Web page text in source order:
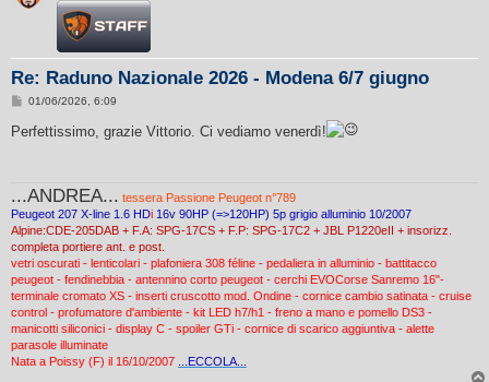
Re: Raduno Nazionale 2026 - Modena 6/7 giugno
M
s
o
01/06/2026, 6:09
Perfettissimo, grazie Vittorio. Ci vediamo venerdì!
...ANDREA... tessera Passione Peugeot n°789
Peugeot 207 X-line 1.6 HDi 16v 90HP (=>120HP) 5p grigio alluminio 10/2007
Alpine:CDE-205DAB + F.A: SPG-17CS + F.P: SPG-17C2 + JBL P1220eII + insorizz.
completa portiere ant. e post.
vetri oscurati - lenticolari - plafoniera 308 féline - pedaliera in alluminio - battitacco
peugeot - fendinebbia - antennino corto peugeot - cerchi EVOCorse Sanremo 16"-
terminale cromato XS - inserti cruscotto mod. Ondine - cornice cambio satinata - cruise
control - profumatore d'ambiente - kit LED h7/h1 - freno a mano e pomello DS3 -
manicotti siliconici - display C - spoiler GTi - cornice di scarico aggiuntiva - alette
parasole illuminate
Nata a Poissy (F) il 16/10/2007
...ECCOLA...